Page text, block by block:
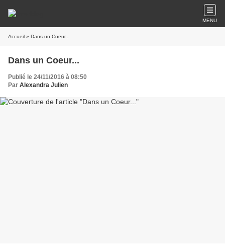
MENU
Accueil » Dans un Coeur...
Dans un Coeur...
Publié le 24/11/2016 à 08:50
Par Alexandra Julien